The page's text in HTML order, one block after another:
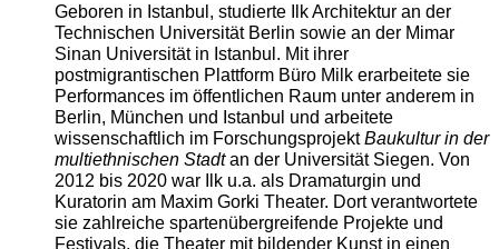
Geboren in Istanbul, studierte Ilk Architektur an der
Technischen Universität Berlin sowie an der Mimar
Sinan Universität in Istanbul. Mit ihrer
postmigrantischen Plattform Büro Milk erarbeitete sie
Performances im öffentlichen Raum unter anderem in
Berlin, München und Istanbul und arbeitete
wissenschaftlich im ForschungsprojektBaukultur in der
multiethnischen Stadtan der Universität Siegen. Von
2012 bis 2020 war Ilk u.a. als Dramaturgin und
Kuratorin am Maxim Gorki Theater. Dort verantwortete
sie zahlreiche spartenübergreifende Projekte und
Festivals, die Theater mit bildender Kunst in einen